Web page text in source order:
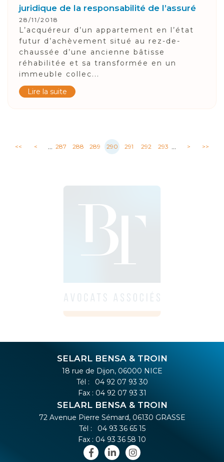
juridique de la responsabilité de l’assuré
28/11/2018
L’acquéreur d’un appartement en l’état
futur d’achèvement situé au rez-de-
chaussée d’une ancienne bâtisse
réhabilitée et sa transformée en un
immeuble collec...
Lire la suite
<< < ... 287 288 289 290 291 292 293 ... > >>
SELARL BENSA & TROIN
18 rue de Dijon, 06000 NICE
Tél :
04 92 07 93 30
Fax : 04 92 07 93 31
SELARL BENSA & TROIN
72 Avenue Pierre Sémard, 06130 GRASSE
Tél :
04 93 36 65 15
Fax : 04 93 36 58 10